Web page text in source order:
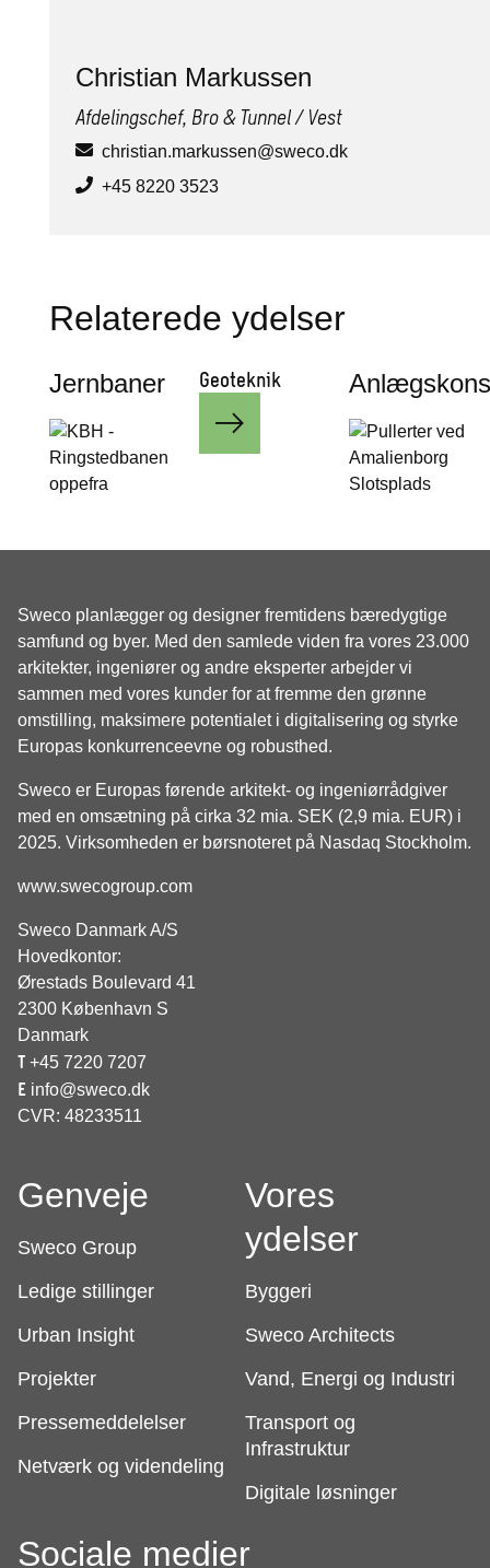
Christian Markussen
Afdelingschef, Bro & Tunnel / Vest
christian.markussen@sweco.dk
+45 8220 3523
Relaterede ydelser
Jernbaner Geoteknik
Sweco planlægger og designer fremtidens bæredygtige
samfund og byer. Med den samlede viden fra vores 23.000
arkitekter, ingeniører og andre eksperter arbejder vi
sammen med vores kunder for at fremme den grønne
omstilling, maksimere potentialet i digitalisering og styrke
Europas konkurrenceevne og robusthed.
Sweco er Europas førende arkitekt- og ingeniørrådgiver
med en omsætning på cirka 32 mia. SEK (2,9 mia. EUR) i
2025. Virksomheden er børsnoteret på Nasdaq Stockholm.
www.swecogroup.com
Sweco Danmark A/S
Hovedkontor:
Ørestads Boulevard 41
2300 København S
Danmark
T +45 7220 7207
E info@sweco.dk
CVR: 48233511
Genveje
Sweco Group
Ledige stillinger
Urban Insight
Projekter
Pressemeddelelser
Netværk og videndeling
Vores
ydelser
Byggeri
Sweco Architects
Vand, Energi og Industri
Transport og
Infrastruktur
Digitale løsninger
Sociale medier